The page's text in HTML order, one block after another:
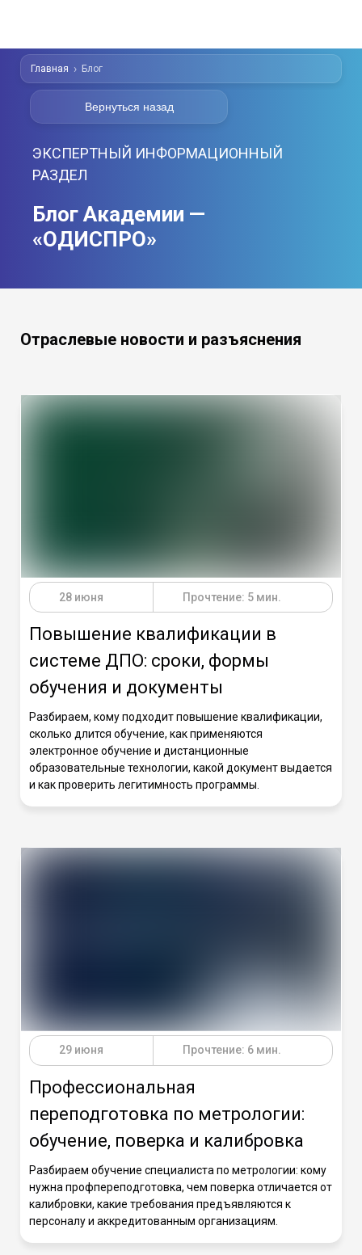
Главная Блог
ЭКСПЕРТНЫЙ ИНФОРМАЦИОННЫЙ
РАЗДЕЛ
Блог Академии —
«ОДИСПРО»
Вернуться назад
Отраслевые новости и разъяснения
28 июня Прочтение: 5 мин.
Повышение квалификации в
системе ДПО: сроки, формы
обучения и документы
Разбираем, кому подходит повышение квалификации,
сколько длится обучение, как применяются
электронное обучение и дистанционные
образовательные технологии, какой документ выдается
и как проверить легитимность программы.
29 июня Прочтение: 6 мин.
Профессиональная
переподготовка по метрологии:
обучение, поверка и калибровка
Разбираем обучение специалиста по метрологии: кому
нужна профпереподготовка, чем поверка отличается от
калибровки, какие требования предъявляются к
персоналу и аккредитованным организациям.